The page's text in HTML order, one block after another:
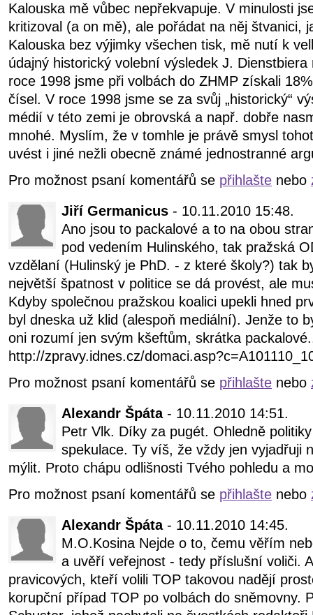
Kalouska mě vůbec nepřekvapuje. V minulosti
kritizoval (a on mě), ale pořádat na něj štvanici,
Kalouska bez výjimky všechen tisk, mě nutí k
údajný historický volební výsledek J.
roce 1998 jsme při volbách do ZHMP získali
čísel. V roce 1998 jsme se za svůj „historický“
médií v této zemi je obrovská a např. dobře
mnohé. Myslím, že v tomhle je právě smysl
uvést i jiné nežli obecně známé jednostranné
Pro možnost psaní komentářů se přihlašte nebo
Jiří Germanicus - 10.11.2010 15:48.
Ano jsou to packalové a to na obou
pod vedením Hulinského, tak pražská
vzdělaní (Hulinský je PhD. - z které školy?) tak
největší špatnost v politice se dá provést, ale
Kdyby společnou pražskou koalici upekli hned
byl dneska už klid (alespoň mediální). Jenže to
oni rozumí jen svým kšeftům, skrátka
http://zpravy.idnes.cz/
Pro možnost psaní komentářů se přihlašte nebo
Alexandr Špáta- 10.11.2010 14:51.
Petr Vlk. Díky za pugét. Ohledně
spekulace. Ty víš, že vždy jen vyjadřuji
mýlit. Proto chápu odlišnosti Tvého pohledu a
Pro možnost psaní komentářů se přihlašte nebo
Alexandr Špáta- 10.11.2010 14:45.
M.O.Kosina Nejde o to, čemu věřím
a uvěří veřejnost - tedy příslušní voliči.
pravicových, kteří volili TOP takovou nadějí
korupční případ TOP po volbách do sněmovny.